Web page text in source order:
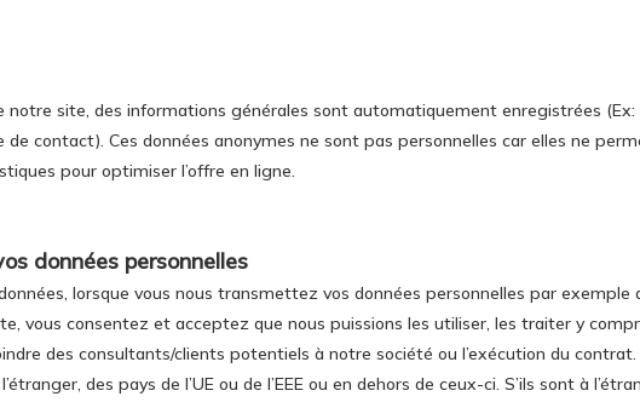
notre site, des informations générales sont automatiquement enregistrées
de contact). Ces données anonymes ne sont pas personnelles car elles ne
pour optimiser l’offre en ligne.
données personnelles
lorsque vous nous transmettez vos données personnelles par
vous consentez et acceptez que nous puissions les utiliser, les traiter y
des consultants/clients potentiels à notre société ou l’exécution du contrat.
des pays de l’UE ou de l’EEE ou en dehors de ceux-ci. S’ils sont à